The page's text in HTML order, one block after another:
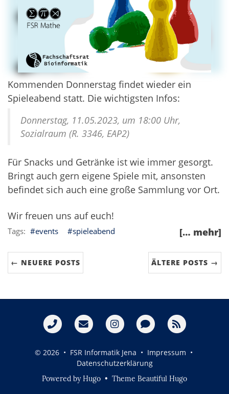
Kommenden Donnerstag findet wieder ein
Spieleabend statt. Die wichtigsten Infos:
Donnerstag, 11.05.2023, um 18:00 Uhr,
Sozialraum (R. 3346, EAP2)
Für Snacks und Getränke ist wie immer gesorgt.
Bringt auch gern eigene Spiele mit, ansonsten
befindet sich auch eine große Sammlung vor Ort.
Wir freuen uns auf euch!
[… mehr]
events spieleabend
← NEUERE POSTS ÄLTERE POSTS →
© 2026 • FSR Informatik Jena • Impressum •
Datenschutzerklärung
Powered byHugo • Theme Beautiful Hugo